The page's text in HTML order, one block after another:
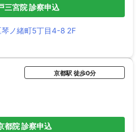
三宮院 診察申込
ノ緒町5丁目4-8 2F
京都駅 徒歩0分
都院 診察申込